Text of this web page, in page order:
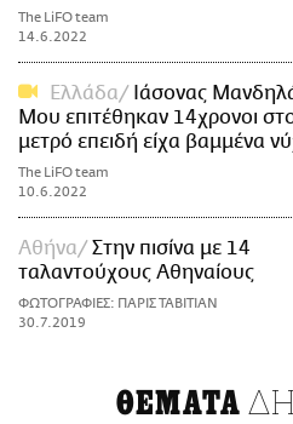
The LiFO team
14.6.2022
Ελλάδα
Ιάσονας
Μου επιτέθηκαν 14χρονοι
μετρό επειδή είχα βαμμένα
The LiFO team
10.6.2022
Αθήνα
Στην πισίνα με 14
ταλαντούχους Αθηναίους
ΦΩΤΟΓΡΑΦΙΕΣ: ΠΑΡΙΣ ΤΑΒΙΤΙΑΝ
30.7.2019
ΘΕΜΑΤΑ